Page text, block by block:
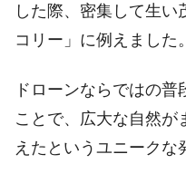
した際、密集して生い
コリー」に例えました。
ドローンならではの
ことで、広大な自然が
えたというユニークな